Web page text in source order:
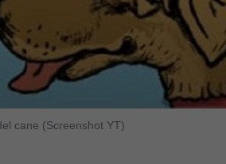
cane (Screenshot YT)